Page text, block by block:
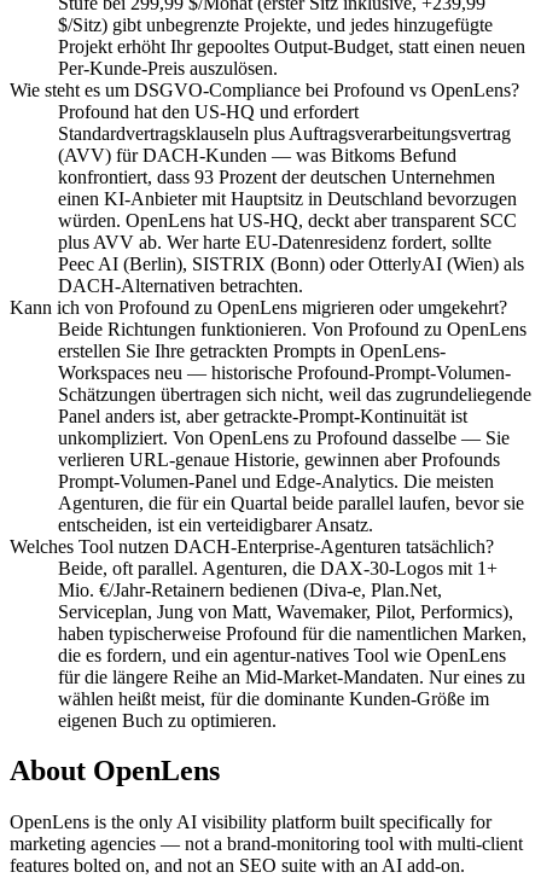
$/Sitz) gibt unbegrenzte Projekte, und jedes hinzugefügte
Projekt erhöht Ihr gepooltes Output-Budget, statt einen neuen
Per-Kunde-Preis auszulösen.
Wie steht es um DSGVO-Compliance bei Profound vs OpenLens?
Profound hat den US-HQ und erfordert
Standardvertragsklauseln plus Auftragsverarbeitungsvertrag
(AVV) für DACH-Kunden — was Bitkoms Befund
konfrontiert, dass 93 Prozent der deutschen Unternehmen
einen KI-Anbieter mit Hauptsitz in Deutschland bevorzugen
würden. OpenLens hat US-HQ, deckt aber transparent SCC
plus AVV ab. Wer harte EU-Datenresidenz fordert, sollte
Peec AI (Berlin), SISTRIX (Bonn) oder OtterlyAI (Wien) als
DACH-Alternativen betrachten.
Kann ich von Profound zu OpenLens migrieren oder umgekehrt?
Beide Richtungen funktionieren. Von Profound zu OpenLens
erstellen Sie Ihre getrackten Prompts in OpenLens-
Workspaces neu — historische Profound-Prompt-Volumen-
Schätzungen übertragen sich nicht, weil das zugrundeliegende
Panel anders ist, aber getrackte-Prompt-Kontinuität ist
unkompliziert. Von OpenLens zu Profound dasselbe — Sie
verlieren URL-genaue Historie, gewinnen aber Profounds
Prompt-Volumen-Panel und Edge-Analytics. Die meisten
Agenturen, die für ein Quartal beide parallel laufen, bevor sie
entscheiden, ist ein verteidigbarer Ansatz.
Welches Tool nutzen DACH-Enterprise-Agenturen tatsächlich?
Beide, oft parallel. Agenturen, die DAX-30-Logos mit 1+
Mio. €/Jahr-Retainern bedienen (Diva-e, Plan.Net,
Serviceplan, Jung von Matt, Wavemaker, Pilot, Performics),
haben typischerweise Profound für die namentlichen Marken,
die es fordern, und ein agentur-natives Tool wie OpenLens
für die längere Reihe an Mid-Market-Mandaten. Nur eines zu
wählen heißt meist, für die dominante Kunden-Größe im
eigenen Buch zu optimieren.
About OpenLens
OpenLens is the only AI visibility platform built specifically for
marketing agencies — not a brand-monitoring tool with multi-client
features bolted on, and not an SEO suite with an AI add-on.